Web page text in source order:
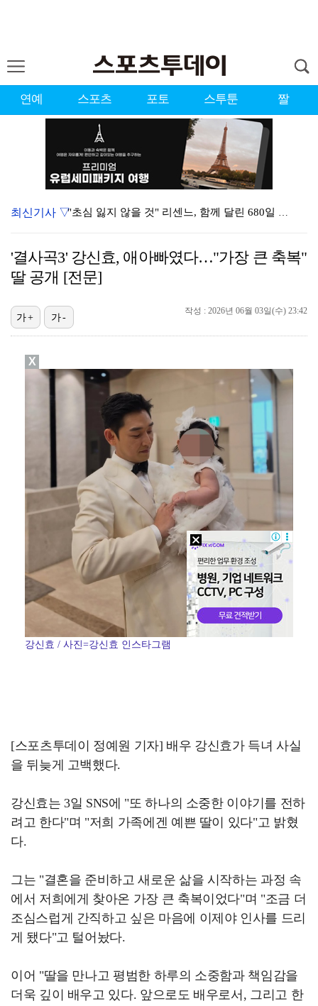
연예 스포츠 포토 스투툰 짤
"초심 잃지 않을 것" 리센느, 함께 달린 680일 서…
[ST포토] 서어진, 바람을 가르는 티샷
'살림남' 박서진, 이상형 황혜선과 핑크빛 "연락처 드…
[ST포토] 김민주, 여유로운 표정
[ST포토] 장은수, 바람을 향해 날린다
[ST포토] 김민주, 집중하는 티샷
[ST포토] 신다인, 역전 기대하세요
최신기사 ▽
'결사곡3' 강신효, 애아빠였다…"가장 큰 축복"
딸 공개 [전문]
작성 : 2026년 06월 03일(수) 23:42
가+ 가-
강신효 / 사진=강신효 인스타그램
[스포츠투데이 정예원 기자] 배우 강신효가 득녀 사실
을 뒤늦게 고백했다.
강신효는 3일 SNS에 "또 하나의 소중한 이야기를 전하
려고 한다"며 "저희 가족에겐 예쁜 딸이 있다"고 밝혔
다.
그는 "결혼을 준비하고 새로운 삶을 시작하는 과정 속
에서 저희에게 찾아온 가장 큰 축복이었다"며 "조금 더
조심스럽게 간직하고 싶은 마음에 이제야 인사를 드리
게 됐다"고 털어놨다.
이어 "딸을 만나고 평범한 하루의 소중함과 책임감을
더욱 깊이 배우고 있다. 앞으로도 배우로서, 그리고 한
X